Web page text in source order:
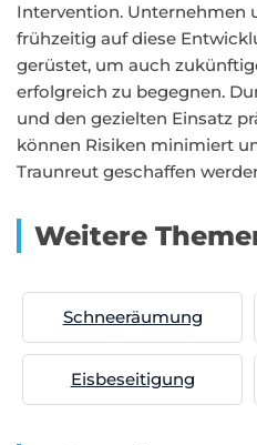
Intervention. Unternehmen
frühzeitig auf diese
gerüstet, um auch
erfolgreich zu begegnen.
und den gezielten Einsatz
können Risiken minimiert
Traunreut geschaffen
Weitere
Schneeräumung
Eisbeseitigung